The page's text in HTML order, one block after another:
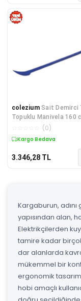
colezium Sait Demirci
Topuklu Manivela 160
(0)
Kargo Bedava
3.346,28 TL
Kargaburun, adını
yapısından alan,
Elektrikçilerden
tamire kadar
dar alanlarda
mükemmel bir
ergonomik
hobi amaçlı